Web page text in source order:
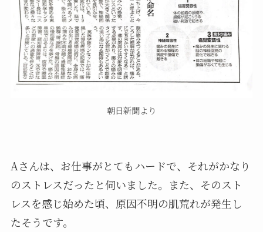
朝日新聞より
Aさんは、お仕事がとてもハードで、それがかなり
のストレスだったと伺いました。また、そのスト
レスを感じ始めた頃、原因不明の肌荒れが発生し
たそうです。